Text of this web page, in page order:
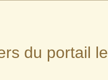
du portail